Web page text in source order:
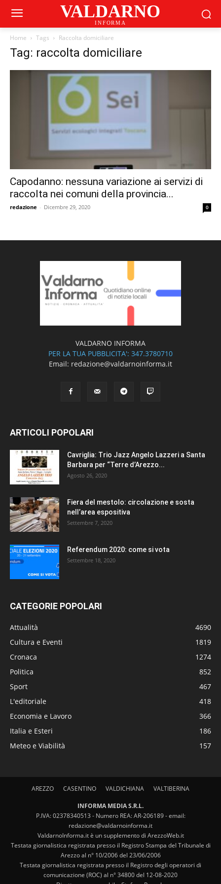
VALDARNO
INFORMA
Home Tags Raccolta domiciliare
Tag: raccolta domiciliare
Capodanno: nessuna variazione ai servizi di
raccolta nei comuni della provincia...
redazione - Dicembre 29, 2020 0
VALDARNO INFORMA
PER LA TUA PUBBLICITA': 347.3780710
Email: redazione@valdarnoinforma.it
ARTICOLI POPOLARI
Cavriglia: Trio Jazz Angelo Lazzeri a Santa
Barbara per “Terre d’Arezzo...
Agosto 26, 2020
Fiera del mestolo: circolazione e sosta
nell’area espositiva
Settembre 7, 2020
Referendum 2020: come si vota
Settembre 18, 2020
CATEGORIE POPOLARI
Attualità
4690
Cultura e Eventi
1819
Cronaca
1274
Politica
852
Sport
467
L'editoriale
418
Economia e Lavoro
366
Italia e Esteri
186
Meteo e Viabilità
157
AREZZO CASENTINO VALDICHIANA VALTIBERINA
INFORMA MEDIA S.R.L.
P.IVA: 02378340513 - Numero REA: AR-206189 - email:
redazione@valdarnoinforma.it
ValdarnoInforma.it è un supplemento di ArezzoWeb.it
Testata giornalistica registrata presso il Registro Stampa del Tribunale di
Arezzo al n° 10/2006 del 23/06/2006
Testata giornalistica registrata presso il Registro degli operatori di
comunicazione (ROC) al n° 34800 del 12-08-2020